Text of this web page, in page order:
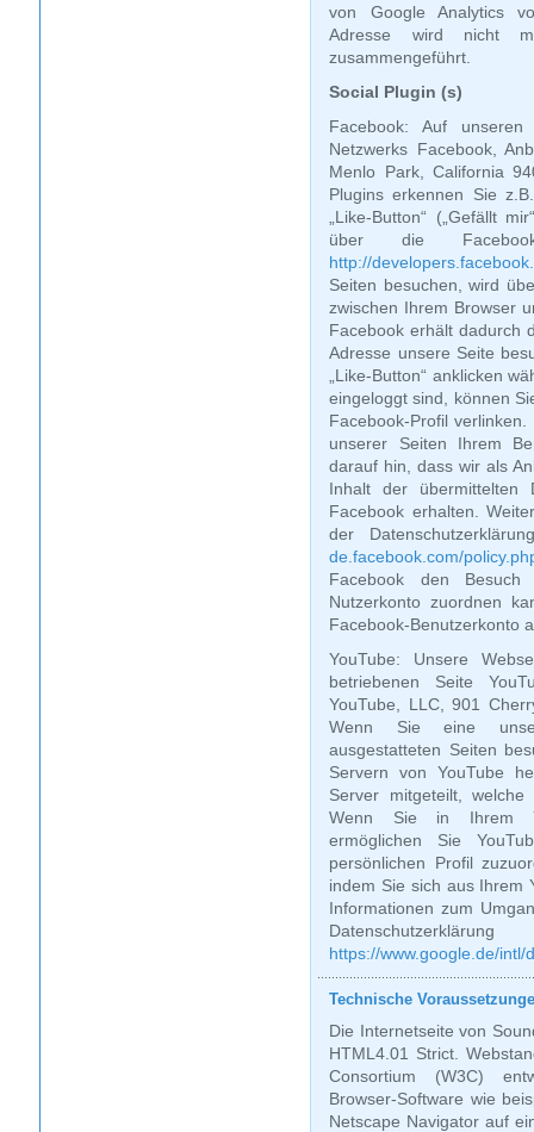
von Google Analytics
Adresse wird nicht
zusammengeführt.
Social Plugin (s)
Facebook: Auf
Netzwerks Facebook,
Menlo Park, California
Plugins erkennen Sie
„Like-Button“ („Gefällt
über die
http://
Seiten besuchen, wird
zwischen Ihrem Browser
Facebook erhält dadurch
Adresse unsere Seite
„Like-Button“ anklicken
eingeloggt sind, können
Facebook-Profil
unserer Seiten Ihrem
darauf hin, dass wir als
Inhalt der übermittelten
Facebook erhalten.
der
de.facebook.com/
Facebook den
Nutzerkonto zuordnen
Facebook-Benutzerkonto
YouTube: Unsere
betriebenen Seite
YouTube, LLC, 901
Wenn Sie eine
ausgestatteten Seiten
Servern von YouTube
Server mitgeteilt,
Wenn Sie in Ihrem
ermöglichen Sie
persönlichen Profil
indem Sie sich aus Ihrem
Informationen zum
https://www.google.de/intl/
Technische
Die Internetseite von
HTML4.01 Strict.
Consortium (W3C)
Browser-Software wie
Netscape Navigator auf